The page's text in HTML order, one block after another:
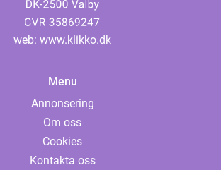
web: www.klikko.dk
Menu
Annonsering
Om oss
Cookies
Kontakta oss